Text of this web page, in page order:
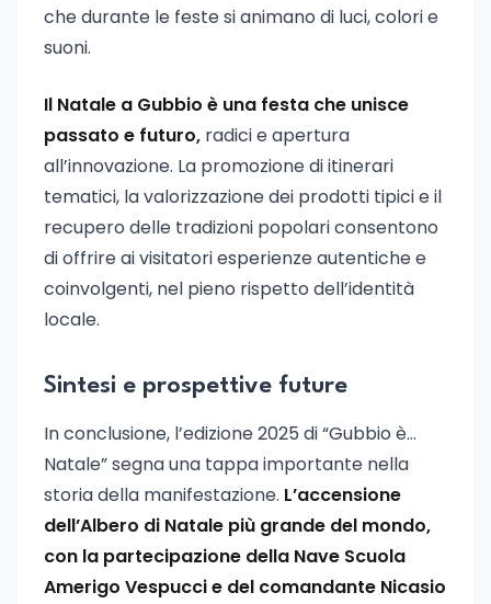
che durante le feste si animano di luci, colori e
suoni.
Il Natale a Gubbio è una festa che unisce
passato e futuro, radici e apertura
all’innovazione. La promozione di itinerari
tematici, la valorizzazione dei prodotti tipici e il
recupero delle tradizioni popolari consentono
di offrire ai visitatori esperienze autentiche e
coinvolgenti, nel pieno rispetto dell’identità
locale.
Sintesi e prospettive future
In conclusione, l’edizione 2025 di “Gubbio è…
Natale” segna una tappa importante nella
storia della manifestazione. L’accensione
dell’Albero di Natale più grande del mondo,
con la partecipazione della Nave Scuola
Amerigo Vespucci e del comandante Nicasio